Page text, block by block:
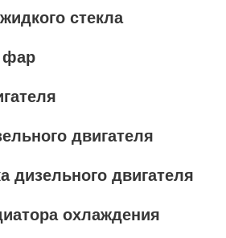
стекла
фар
двигателя
дизельного двигателя
охлаждения